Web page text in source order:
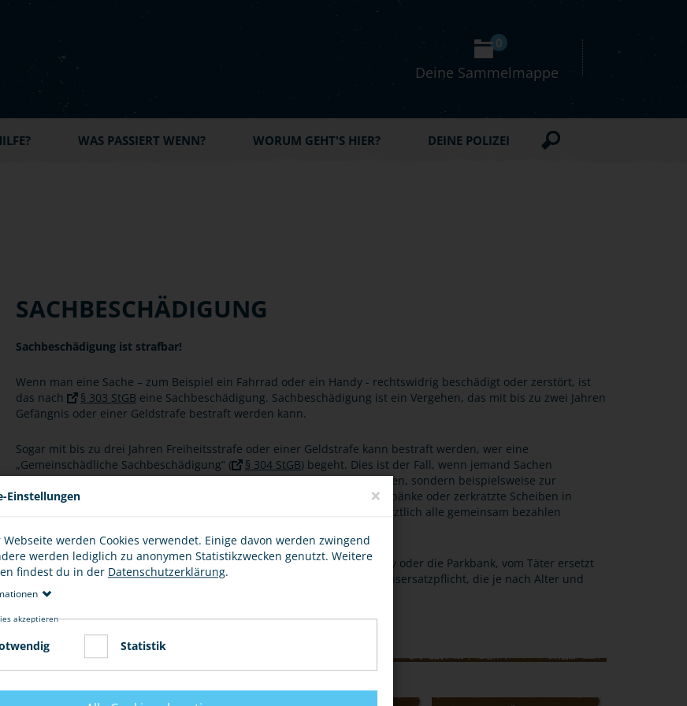
Deine Sammelmappe
0
WAS PASSIERT WENN? WORUM GEHT'S HIER? DEINE POLIZEI
SACHBESCHÄDIGUNG
Sachbeschädigung ist strafbar!
Wenn man eine Sache – zum Beispiel ein Fahrrad oder ein Handy - rechtswidrig beschädigt oder zerstört, ist
das nach
§ 303 StGB eine Sachbeschädigung. Sachbeschädigung ist ein Vergehen, das mit bis zu zwei Jahren
Gefängnis oder einer Geldstrafe bestraft werden kann.
Sogar mit bis zu drei Jahren Freiheitsstrafe oder einer Geldstrafe kann bestraft werden, wer eine
„Gemeinschädliche Sachbeschädigung“ (
§ 304 StGB) begeht. Dies ist der Fall, wenn jemand Sachen
beschädigt oder zerstört, die nicht nur einer bestimmten Person gehören, sondern beispielsweise zur
öffentlichen Nutzung dienen. Gemeint sind damit z. B. demolierte Parkbänke oder zerkratzte Scheiben in
Zügen. Jedes Jahr entstehen dadurch Schäden in Millionenhöhe, die letztlich alle gemeinsam bezahlen
Wenn der Täter gefunden wird, muss der Schaden, also z. B. das Handy oder die Parkbank, vom Täter ersetzt
bzw. bezahlt werden. Das nennt man dann eine zivilrechtliche Schadensersatzpflicht, die je nach Alter und
Situation auch Familienangehörige treffen kann.
Einstellungen ×
werden Cookies verwendet. Einige davon werden zwingend
werden lediglich zu anonymen Statistikzwecken genutzt. Weitere
findest du in der Datenschutzerklärung.
akzeptieren
Statistik